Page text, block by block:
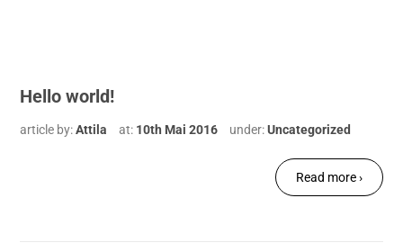
Hello world!
article by:Attila at: 10th Mai 2016 under:Uncategorized
Read more ›